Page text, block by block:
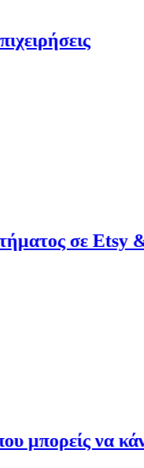
Etsy & Gumroad
κάνεις